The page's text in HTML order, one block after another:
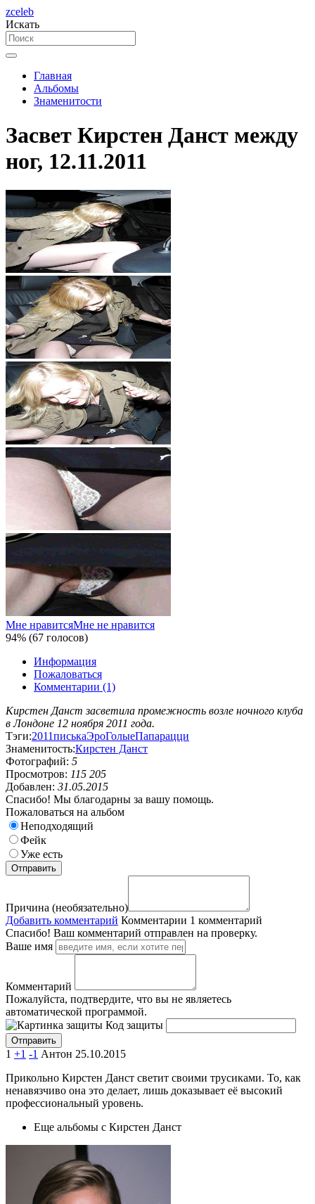
zceleb
Искать
Главная
Альбомы
Знаменитости
Засвет Кирстен Данст между
ног, 12.11.2011
Мне нравитсяМне не нравится
94% (67 голосов)
Информация
Пожаловаться
Комментарии (1)
Кирстен Данст засветила промежность возле ночного клуба
в Лондоне 12 ноября 2011 года.
Тэги:2011писькаЭроГолыеПапарацци
Знаменитость:Кирстен Данст
Фотографий: 5
Просмотров: 115 205
Добавлен: 31.05.2015
Спасибо! Мы благодарны за вашу помощь.
Пожаловаться на альбом
Неподходящий
Фейк
Уже есть
Причина (необязательно)
Добавить комментарий Комментарии 1 комментарий
Спасибо! Ваш комментарий отправлен на проверку.
Ваше имя
Комментарий
Пожалуйста, подтвердите, что вы не являетесь
автоматической программой.
Код защиты
1 +1 -1 Антон 25.10.2015
Прикольно Кирстен Данст светит своими трусиками. То, как
ненавязчиво она это делает, лишь доказывает её высокий
профессиональный уровень.
Еще альбомы с Кирстен Данст